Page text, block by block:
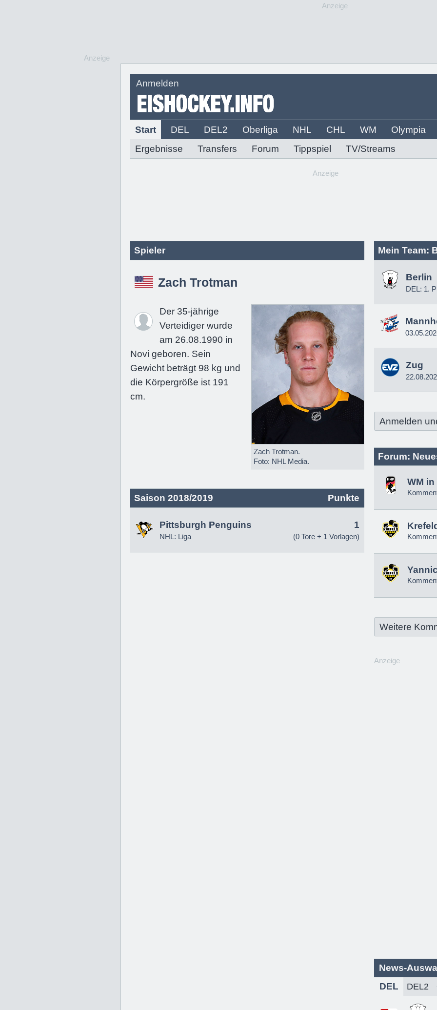
Anzeige
Anmelden
Start DEL DEL2 Oberliga NHL CHL WM
Olympia
Ergebnisse
Transfers Forum Tippspiel TV/Streams
Anzeige
Anzeige
Spieler
Zach Trotman
Zach Trotman.
Foto: NHL Media.
Der 35-jährige
Verteidiger wurde
am 26.08.1990 in
Novi geboren. Sein
Gewicht beträgt 98 kg und
die Körpergröße ist 191
cm.
Saison 2018/2019 Punkte
Pittsburgh Penguins
NHL: Liga
1
(0 Tore + 1 Vorlagen)
Mein Team:
Berlin
DEL: 1.
Zug
Anmelden
Forum:
WM
Weitere
Anzeige
News-
DEL